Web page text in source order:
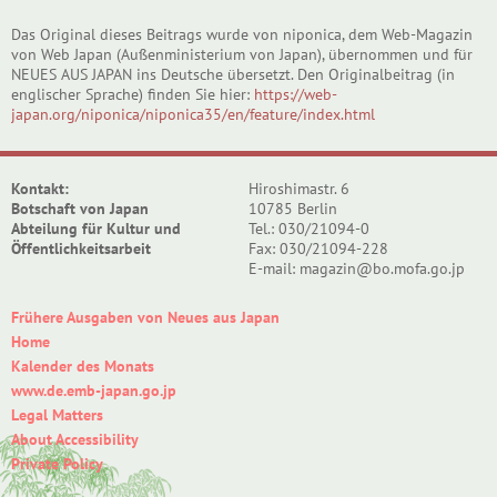
Das Original dieses Beitrags wurde von niponica, dem Web-Magazin
von Web Japan (Außenministerium von Japan), übernommen und für
NEUES AUS JAPAN ins Deutsche übersetzt. Den Originalbeitrag (in
englischer Sprache) finden Sie hier: https://web-
japan.org/niponica/niponica35/en/feature/index.html
Kontakt:
Botschaft von Japan
Abteilung für Kultur und
Öffentlichkeitsarbeit
Hiroshimastr. 6
10785 Berlin
Tel.: 030/21094-0
Fax: 030/21094-228
E-mail: magazin@bo.mofa.go.jp
Frühere Ausgaben von Neues aus Japan
Home
Kalender des Monats
www.de.emb-japan.go.jp
Legal Matters
About Accessibility
Private Policy